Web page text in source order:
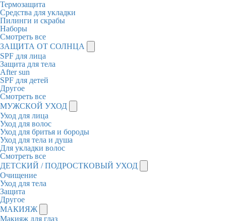
Термозащита
Средства для укладки
Пилинги и скрабы
Наборы
Смотреть все
ЗАЩИТА ОТ СОЛНЦА
SPF для лица
Защита для тела
After sun
SPF для детей
Другое
Смотреть все
МУЖСКОЙ УХОД
Уход для лица
Уход для волос
Уход для бритья и бороды
Уход для тела и душа
Для укладки волос
Смотреть все
ДЕТСКИЙ / ПОДРОСТКОВЫЙ УХОД
Очищение
Уход для тела
Защита
Другое
МАКИЯЖ
Макияж для глаз